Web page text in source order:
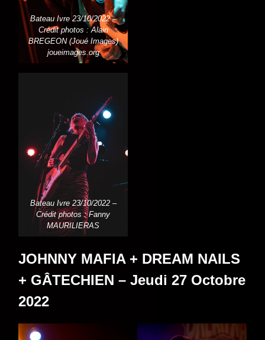
Bateau Ivre 23/10/2022 –
Crédit photos : Alain
BREGEON (Joué Images)
joueimages.org
Bateau Ivre 23/10/2022 –
Crédit photos : Fanny
MAURILIERAS
JOHNNY MAFIA + DREAM NAILS
+ GÂTECHIEN – Jeudi 27 Octobre
2022